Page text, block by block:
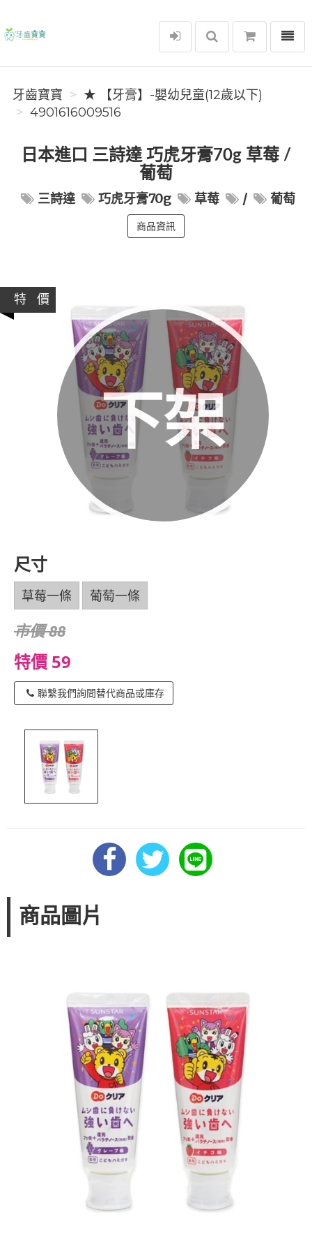
牙齒寶寶
選單
牙齒寶寶
★ 【牙膏】-嬰幼兒童(12歲以下)
4901616009516
日本進口 三詩達 巧虎牙膏70g 草莓 /
葡萄
三詩達 巧虎牙膏70g 草莓 / 葡萄
商品資訊
下架
特 價
尺寸
草莓一條 葡萄一條
市價 88
特價 59
聯繫我們詢問替代商品或庫存
商品圖片